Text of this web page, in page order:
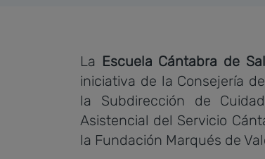
La Escuela Cántabra de
iniciativa de la Consejería
la Subdirección de
Asistencial del Servicio
la Fundación Marqués de